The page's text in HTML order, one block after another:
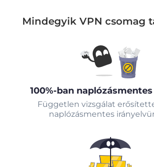
Mindegyik VPN csomag
100%-ban
Független vizsgálat
naplózásmentes